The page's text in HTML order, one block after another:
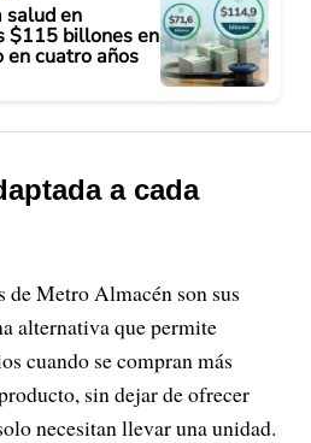
salud en
$115 billones en
en cuatro años
a cada
de Metro Almacén son sus
alternativa que permite
cuando se compran más
sin dejar de ofrecer
necesitan llevar una unidad.